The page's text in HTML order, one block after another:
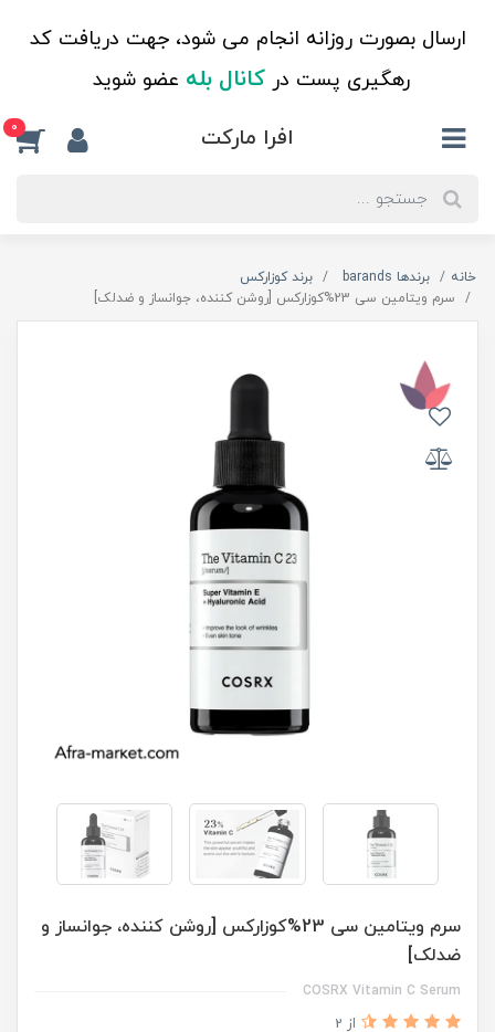
ارسال بصورت روزانه انجام می شود، جهت دریافت کد
رهگیری پست درکانال بله عضو شوید
افرا مارکت 0
خانه برندها barands
برند کوزارکس
سرم ویتامین سی 23%کوزارکس [روشن کننده، جوانساز و ضدلک]
سرم ویتامین سی 23%کوزارکس [روشن کننده، جوانساز و
ضدلک]
COSRX Vitamin C Serum
از 2